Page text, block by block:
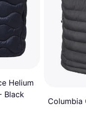
Helium
Black
Columbia